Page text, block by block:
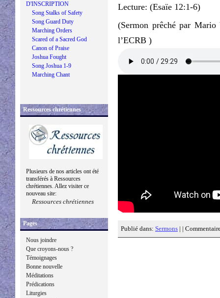
D'INSCRIPTION
Song Stalks of Safety
Song Guard Duty
Marching Orders
Scared of a Sacred God
Canon of Praise
Joshua Fought
Song Joshua 1-9
Marching Chant
Ressources chrétiennes
Plusieurs de nos articles ont été
transférés à Ressources
chrétiennes. Allez visiter ce
nouveau site:
Ressources chrétiennes
Pages
Nous joindre
Que croyons-nous ?
Témoignages
Bonne nouvelle
Méditations
Prédications
Liturgies
Lecture: (Esaïe 12:1-6)
(Sermon prêché par
l’ECRB )
Publié dans: Sermons | |